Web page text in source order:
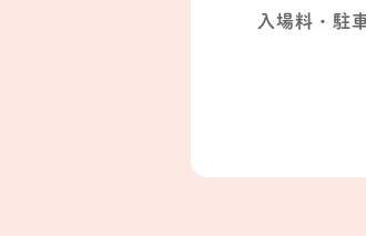
入場料・駐